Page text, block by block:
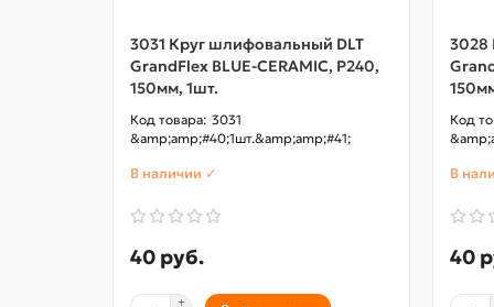
3031 Круг шлифовальный DLT
GrandFlex BLUE-CERAMIC, P240,
150мм, 1шт.
3031
&amp;amp;#40;1шт.&amp;amp;#41;
В наличии ✓
40 руб.
3028
В
40